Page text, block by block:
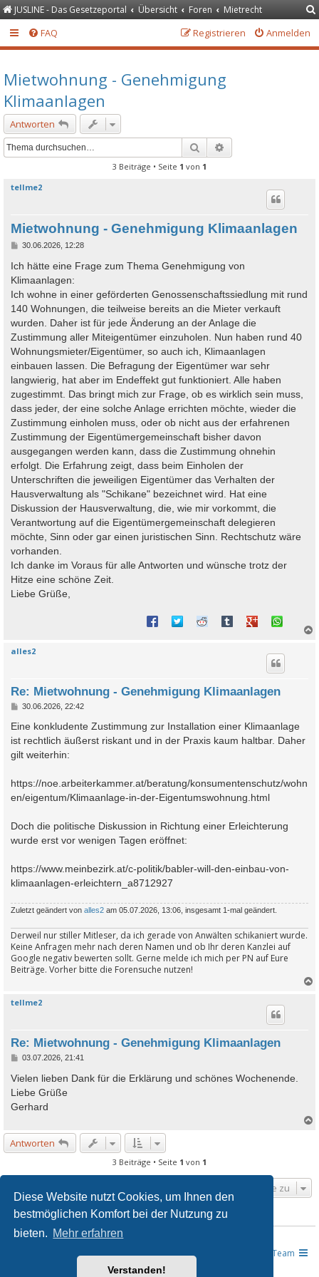
Diese Website nutzt Cookies, um Ihnen den
bestmöglichen Komfort bei der Nutzung zu
bieten. Mehr erfahren
Verstanden!
JUSLINE - Das Gesetzeportal Übersicht Foren Mietrecht
FAQ Anmelden
Registrieren
Mietwohnung - Genehmigung
Klimaanlagen
Antworten
Suche
3 Beiträge • Seite 1 von 1
tellme2
Mietwohnung - Genehmigung Klimaanlagen
B
i
t
r
a
g
30.06.2026, 12:28
Ich hätte eine Frage zum Thema Genehmigung von
Klimaanlagen:
Ich wohne in einer geförderten Genossenschaftssiedlung mit rund
140 Wohnungen, die teilweise bereits an die Mieter verkauft
wurden. Daher ist für jede Änderung an der Anlage die
Zustimmung aller Miteigentümer einzuholen. Nun haben rund 40
Wohnungsmieter/Eigentümer, so auch ich, Klimaanlagen
einbauen lassen. Die Befragung der Eigentümer war sehr
langwierig, hat aber im Endeffekt gut funktioniert. Alle haben
zugestimmt. Das bringt mich zur Frage, ob es wirklich sein muss,
dass jeder, der eine solche Anlage errichten möchte, wieder die
Zustimmung einholen muss, oder ob nicht aus der erfahrenen
Zustimmung der Eigentümergemeinschaft bisher davon
ausgegangen werden kann, dass die Zustimmung ohnehin
erfolgt. Die Erfahrung zeigt, dass beim Einholen der
Unterschriften die jeweiligen Eigentümer das Verhalten der
Hausverwaltung als "Schikane" bezeichnet wird. Hat eine
Diskussion der Hausverwaltung, die, wie mir vorkommt, die
Verantwortung auf die Eigentümergemeinschaft delegieren
möchte, Sinn oder gar einen juristischen Sinn. Rechtschutz wäre
vorhanden.
Ich danke im Voraus für alle Antworten und wünsche trotz der
Hitze eine schöne Zeit.
Liebe Grüße,
alles2
Re: Mietwohnung - Genehmigung Klimaanlagen
B
i
r
a
g
30.06.2026, 22:42
Eine konkludente Zustimmung zur Installation einer Klimaanlage
ist rechtlich äußerst riskant und in der Praxis kaum haltbar. Daher
gilt weiterhin:
https://noe.arbeiterkammer.at/beratung/konsumentenschutz/wohn
en/eigentum/Klimaanlage-in-der-Eigentumswohnung.html
Doch die politische Diskussion in Richtung einer Erleichterung
wurde erst vor wenigen Tagen eröffnet:
https://www.meinbezirk.at/c-politik/babler-will-den-einbau-von-
klimaanlagen-erleichtern_a8712927
Zuletzt geändert von alles2 am 05.07.2026, 13:06, insgesamt 1-mal geändert.
Derweil nur stiller Mitleser, da ich gerade von Anwälten schikaniert wurde.
Keine Anfragen mehr nach deren Namen und ob Ihr deren Kanzlei auf
Google negativ bewerten sollt. Gerne melde ich mich per PN auf Eure
Beiträge. Vorher bitte die Forensuche nutzen!
tellme2
Re: Mietwohnung - Genehmigung Klimaanlagen
B
i
r
g
03.07.2026, 21:41
Vielen lieben Dank für die Erklärung und schönes Wochenende.
Liebe Grüße
Gerhard
Antworten
3 Beiträge • Seite 1 von 1
Gehe zu
WER IST ONLINE?
Mitglieder in diesem Forum: 0 Mitglieder und 9 Gäste
JUSLINE - Das Gesetzeportal
Übersicht Das Team